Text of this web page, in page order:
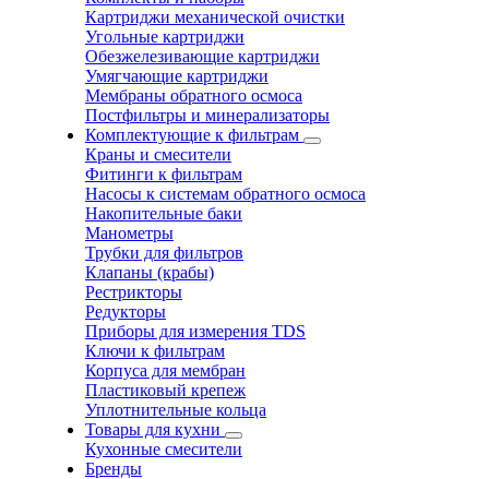
Картриджи механической очистки
Угольные картриджи
Обезжелезивающие картриджи
Умягчающие картриджи
Мембраны обратного осмоса
Постфильтры и минерализаторы
Комплектующие к фильтрам
Краны и смесители
Фитинги к фильтрам
Насосы к системам обратного осмоса
Накопительные баки
Манометры
Трубки для фильтров
Клапаны (крабы)
Рестрикторы
Редукторы
Приборы для измерения TDS
Ключи к фильтрам
Корпуса для мембран
Пластиковый крепеж
Уплотнительные кольца
Товары для кухни
Кухонные смесители
Бренды